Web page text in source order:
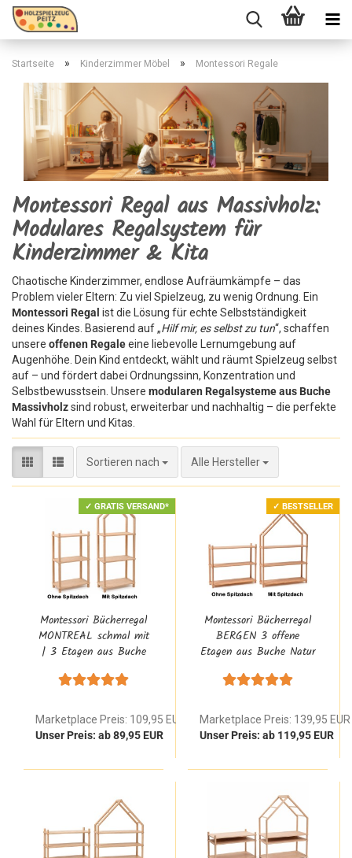
Startseite » Kinderzimmer Möbel » Montessori Regale
Montessori Regal aus Massivholz:
Modulares Regalsystem für
Kinderzimmer & Kita
Chaotische Kinderzimmer, endlose Aufräumkämpfe – das
Problem vieler Eltern: Zu viel Spielzeug, zu wenig Ordnung. Ein
Montessori Regal ist die Lösung für echte Selbstständigkeit
deines Kindes. Basierend auf „Hilf mir, es selbst zu tun“, schaffen
unsere offenen Regaleeine liebevolle Lernumgebung auf
Augenhöhe. Dein Kind entdeckt, wählt und räumt Spielzeug selbst
auf – und fördert dabei Ordnungssinn, Konzentration und
Selbstbewusstsein. Unsere modularen Regalsysteme aus Buche
Massivholzsind robust, erweiterbar und nachhaltig – die perfekte
Wahl für Eltern und Kitas.
Sortieren nach
Sortieren nach Alle Hersteller
✓ GRATIS VERSAND*
Montessori Bücherregal
MONTREAL schmal mit
| 3 Etagen aus Buche
Optional mit Haus, Dach
Marketplace Preis: 109,95 EUR
Unser Preis: ab 89,95 EUR
✓ BESTSELLER
Montessori Bücherregal
BERGEN 3 offene
Etagen aus Buche Natur
mit Haus-Dach
Marketplace Preis: 139,95 EUR
Unser Preis: ab 119,95 EUR